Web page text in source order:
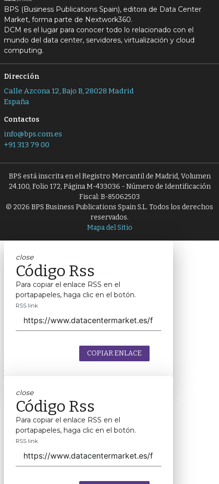
BPS (Business Publications Spain), editora de Data Center
Market, forma parte de Nextwork360.
DCM es el lugar para conocer todo lo relacionado con el
mundo del data center, servidores, virtualización y cloud
computing.
Dirección
Calle Azcona 12, Bajo B, 28028 Madrid
España
Contactos
info@bps.com.es
+91 313 79 00
BPS está inscrita en el Registro Mercantil de Madrid, Volumen
24.100, Folio 172, Página M-433036 - Número de Identificación
Fiscal: B-85062503
© 2026 BPS Business Publications Spain S.L. Todos los derechos
reservados.
Mapa del Sitio
close
Código Rss
Para copiar el enlace RSS en el
portapapeles, haga clic en el botón.
RSS link
COPIAR ENLACE
close
Código Rss
Para copiar el enlace RSS en el
portapapeles, haga clic en el botón.
RSS link